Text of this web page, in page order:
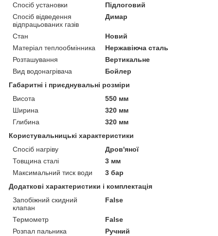
Спосіб установки
Підлоговий
Спосіб відведення
відпрацьованих газів
Димар
Стан
Новий
Матеріал теплообмінника
Нержавіюча сталь
Розташування
Вертикальне
Вид водонагрівача
Бойлер
Габаритні і приєднувальні розміри
Висота
550 мм
Ширина
320 мм
Глибина
320 мм
Користувальницькі характеристики
Спосіб нагріву
Дров'яної
Товщина сталі
3 мм
Максимальний тиск води
3 бар
Додаткові характеристики і комплектація
Запобіжний скидний
клапан
False
Термометр
False
Розпал пальника
Ручний